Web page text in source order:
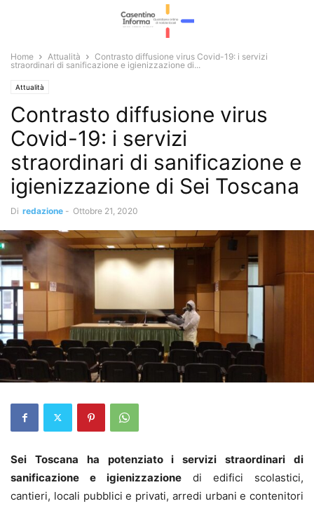
Home Attualità
Contrasto diffusione virus Covid-19: i servizi
straordinari di sanificazione e igienizzazione di...
Attualità
Contrasto diffusione virus
Covid-19: i servizi
straordinari di sanificazione e
igienizzazione di Sei Toscana
Di redazione - Ottobre 21, 2020
Sei Toscana ha potenziato i servizi straordinari di
sanificazione e igienizzazione di edifici scolastici,
cantieri, locali pubblici e privati, arredi urbani e contenitori